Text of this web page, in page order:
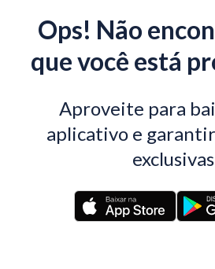
Ops! Não
que você está
Aproveite para
aplicativo e